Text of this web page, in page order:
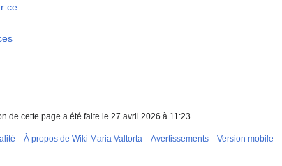
ce
de cette page a été faite le 27 avril 2026 à 11:23.
À propos de Wiki Maria Valtorta Avertissements Version mobile